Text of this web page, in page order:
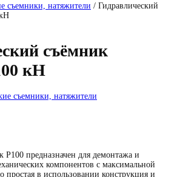
съемники, натяжители / Гидравлический
съёмник
кН
съемники, натяжители
P100 предназначен для демонтажа и
компонентов с максимальной
простая в использовании конструкция и